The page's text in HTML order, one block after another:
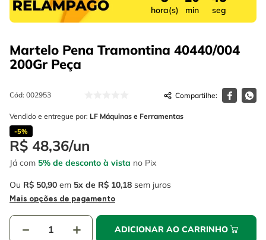
hora(s) min seg
Martelo Pena Tramontina 40440/004
200Gr Peça
Cód: 002953
Vendido e entregue por: LF Máquinas e Ferramentas
-5%
R$ 48,36/un
Já com 5% de desconto à vista no Pix
Ou R$ 50,90 em 5 R$ 10,18 sem juros
Mais opções de pagamento
＋
－ ADICIONAR AO CARRINHO
6º serra copo
8º fio
10º
escada
serra copo
luva
º fio
º alicate
10º chave impacto